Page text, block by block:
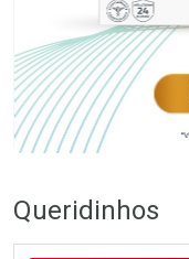
Queridinhos